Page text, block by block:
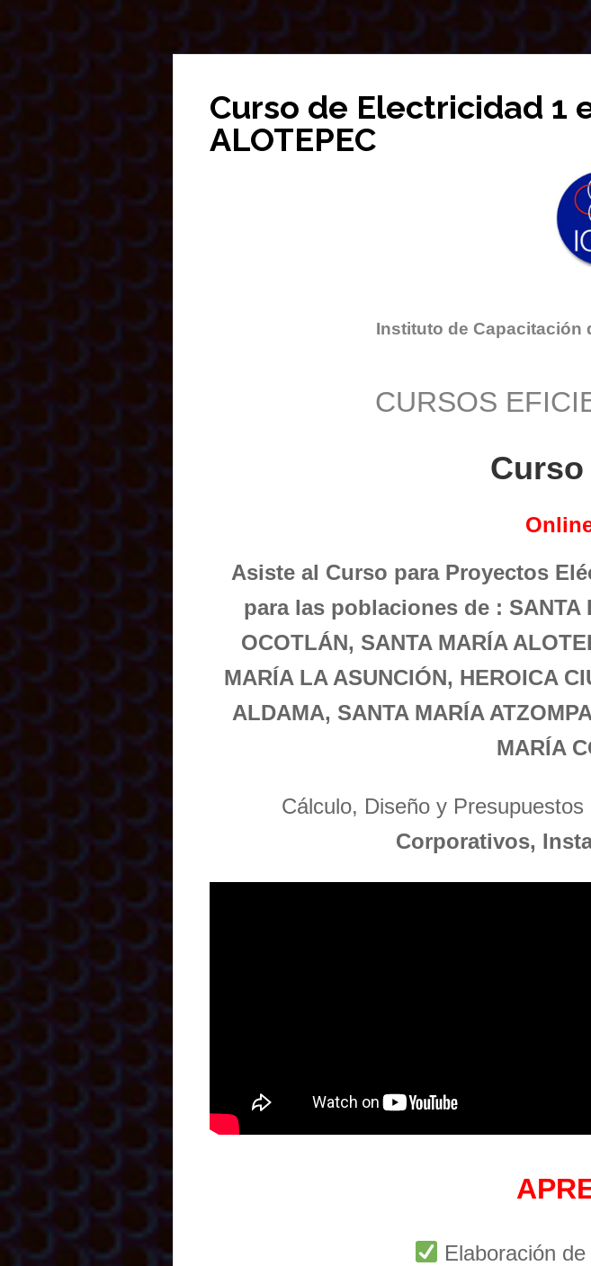
Curso de Electricidad 1
ALOTEPEC
Instituto de Capacitación
CURSOS
Curso
Asiste al Curso para Proyectos
para las poblaciones de : SANTA
OCOTLÁN, SANTA MARÍA
MARÍA LA ASUNCIÓN, HEROICA
ALDAMA, SANTA MARÍA
MARÍA
Cálculo, Diseño y Presupuestos
Corporativos,
Elaboración